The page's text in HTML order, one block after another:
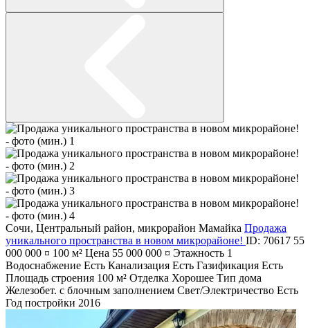
Сочи, Центральный район, микрорайон Мамайка Продажа
уникального пространства в новом микрорайоне! ID: 70617 55
000 000 ¤ 100 м² Цена 55 000 000 ¤ Этажность 1
Водоснабжение Есть Канализация Есть Газификация Есть
Площадь строения 100 м² Отделка Хорошее Тип дома
Железобет. с блочным заполнением Свет/Электричество Есть
Год постройки 2016